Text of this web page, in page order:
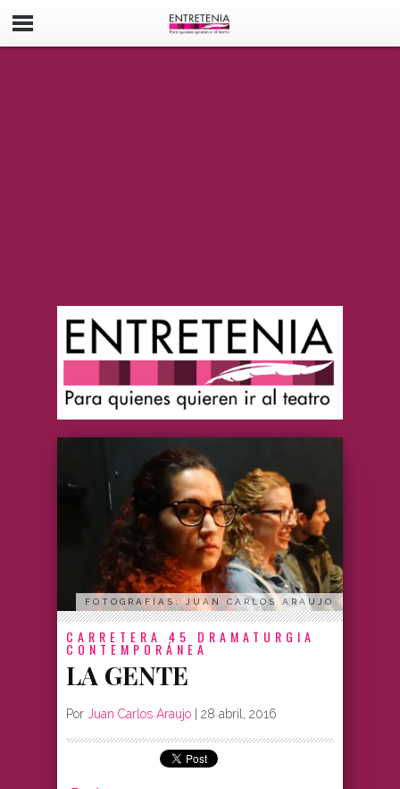
FOTOGRAFÍAS: JUAN CARLOS ARAUJO
CARRETERA 45 DRAMATURGIA
CONTEMPORÁNEA
LA GENTE
Por Juan Carlos Araujo | 28 abril, 2016